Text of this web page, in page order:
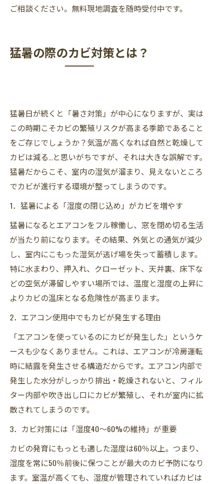
ご相談ください。無料現地調査を随時受付中です。
猛暑の際のカビ対策とは？
猛暑日が続くと「暑さ対策」が中心になりますが、実は
この時期こそカビの繁殖リスクが高まる季節であること
をご存じでしょうか？気温が高くなれば自然と乾燥して
カビは減る…と思いがちですが、それは大きな誤解です。
猛暑だからこそ、室内の湿気が溜まり、見えないところ
でカビが進行する環境が整ってしまうのです。
1．猛暑による「湿度の閉じ込め」がカビを増やす
猛暑になるとエアコンをフル稼働し、窓を閉め切る生活
が当たり前になります。その結果、外気との通気が減少
し、室内にこもった湿気が逃げ場を失って蓄積します。
特に水まわり、押入れ、クローゼット、天井裏、床下な
どの空気が滞留しやすい場所では、温度と湿度の上昇に
よりカビの温床となる危険性が高まります。
2．エアコン使用中でもカビが発生する理由
「エアコンを使っているのにカビが発生した」というケ
ースも少なくありません。これは、エアコンが冷房運転
時に結露を発生させる構造だからです。エアコン内部で
発生した水分がしっかり排出・乾燥されないと、フィル
ター内部や吹き出し口にカビが繁殖し、それが室内に拡
散されてしまうのです。
3．カビ対策には「湿度40〜60%の維持」が重要
カビの発育にもっとも適した湿度は60％以上。つまり、
湿度を常に50％前後に保つことが最大のカビ予防になり
ます。室温が高くても、湿度が管理されていればカビは